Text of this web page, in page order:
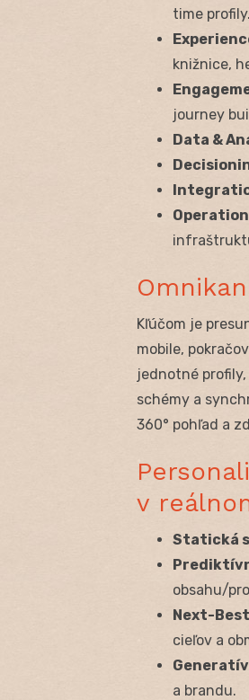
time profily.
knižnice,
journey
Data &
Kľúčom je
mobile,
jednotné
schémy a
360° pohľad a
v
Statická
obsahu/
Next-
cieľov a
a brandu.